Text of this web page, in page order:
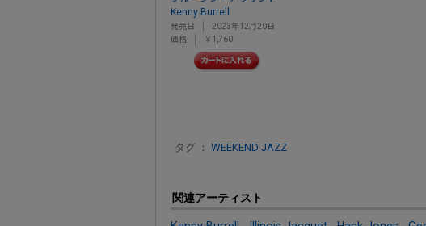
Kenny Burrell
発売日
2023年12月20日
価格
￥1,760
タグ ： WEEKEND JAZZ
関連アーティスト